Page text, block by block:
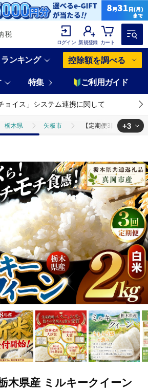
ログイン 新規登録 カート
ランキング 控除額を調べる
特集 ご利用ガイド
ョイス」システム連携に関して
栃木県 矢板市 【定期便3回】栃木県
コシヒカリ 【定期便3回】栃木県
米 ミルキークイーン 【定期便3回】
+3
木県産 ミルキークイーン